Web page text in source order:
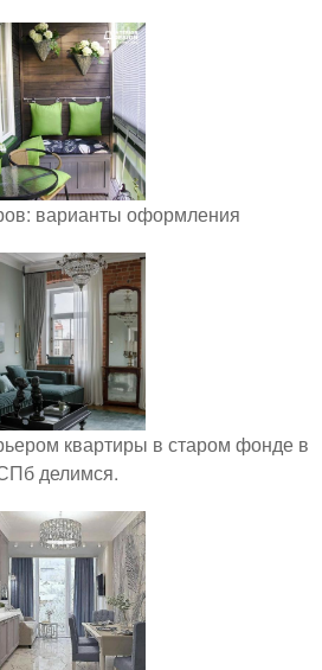
варианты оформления
квартиры в старом фонде в
делимся.